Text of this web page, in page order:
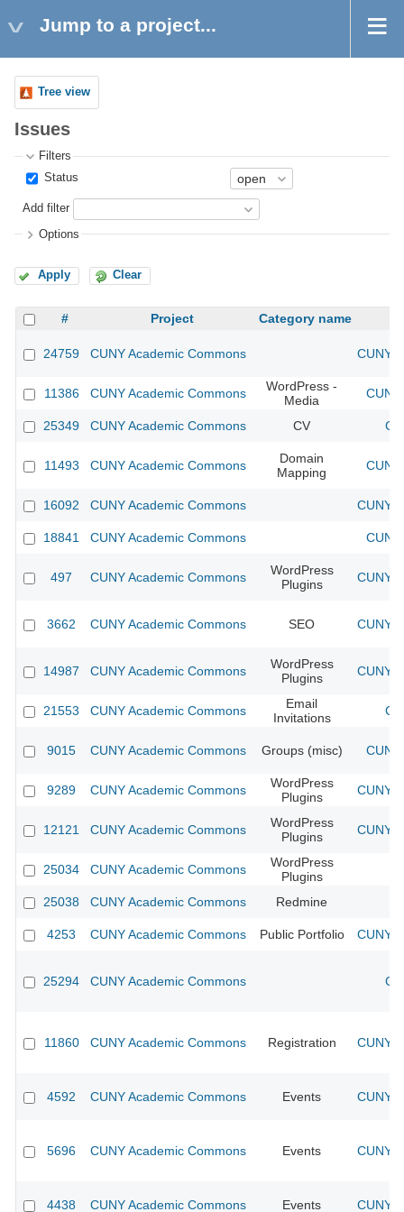
Jump to a project...
Tree view
Issues
Filters
Status
Add filter
Options
Apply Clear
# Project Category name
24759 CUNY Academic Commons CUNY
11386 CUNY Academic Commons
WordPress -
Media
25349 CUNY Academic Commons CV
11493 CUNY Academic Commons
Domain
Mapping
16092 CUNY Academic Commons CUNY
18841 CUNY Academic Commons
497 CUNY Academic Commons
WordPress
Plugins
CUNY
3662 CUNY Academic Commons SEO CUNY
14987 CUNY Academic Commons
WordPress
Plugins
CUNY
21553 CUNY Academic Commons
Email
Invitations
9015 CUNY Academic Commons Groups (misc)
9289 CUNY Academic Commons
WordPress
Plugins
CUNY
12121 CUNY Academic Commons
WordPress
Plugins
CUNY
25034 CUNY Academic Commons
WordPress
Plugins
25038
CUNY Academic Commons Redmine
4253 CUNY Academic Commons Public Portfolio CUNY
25294 CUNY Academic Commons
11860 CUNY Academic Commons Registration CUNY
4592 CUNY Academic Commons Events CUNY
5696 CUNY Academic Commons Events CUNY
4438 CUNY Academic Commons Events CUNY